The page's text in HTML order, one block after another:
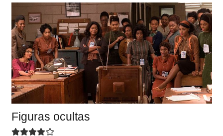
Figuras ocultas